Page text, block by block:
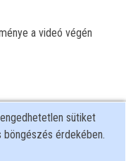
a videó végén
sütiket
érdekében.